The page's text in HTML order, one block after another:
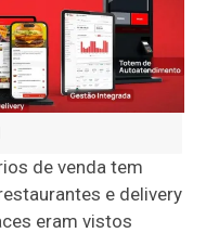
de venda tem
e delivery
eram vistos